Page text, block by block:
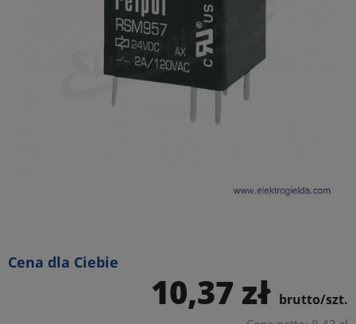
Cena dla Ciebie
10,37 zł brutto/szt.